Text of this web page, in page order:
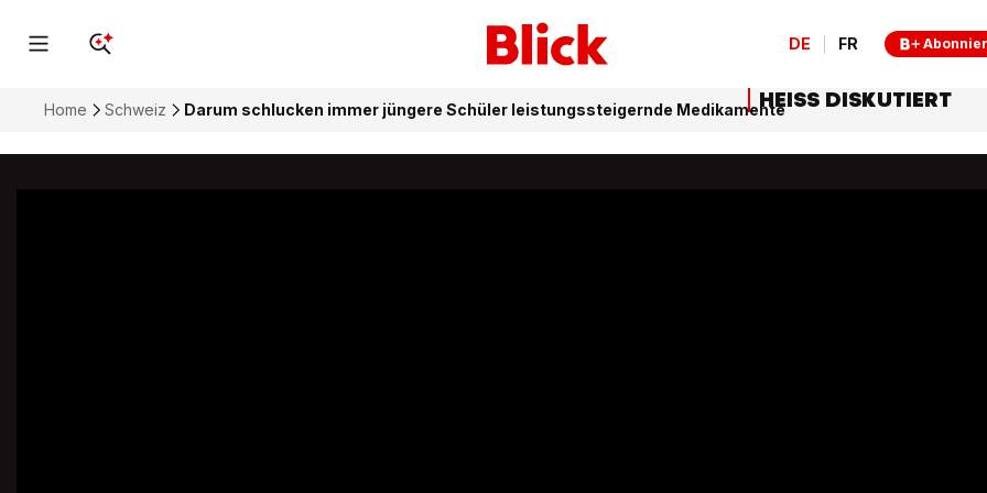
DE FR
Home Schweiz Darum schlucken immer jüngere Schüler leistungssteigernde MedikamenteHEISS DISKUTIERT